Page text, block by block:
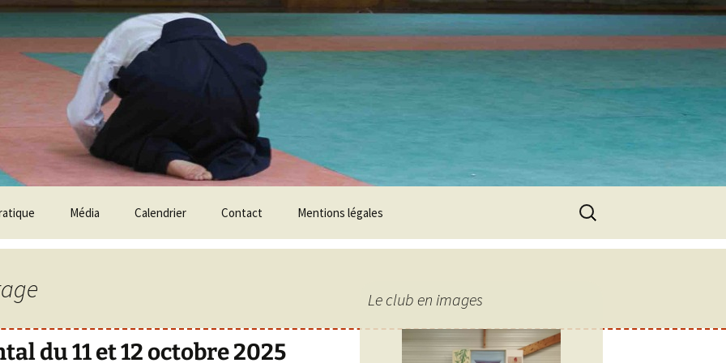
de grade Nidan
Média
Photos
Stages
Calendrier Contact Mentions légales
Rechercher :
du 11 et 12 octobre 2025
Le club en images